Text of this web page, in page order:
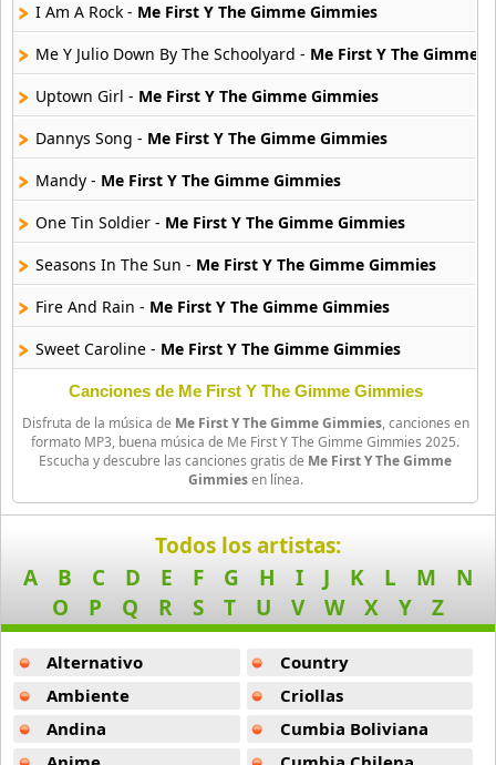
16 músicas online
Beady Eye
16 músicas online
Bee Gees
29 músicas online
Ben Harper
11 músicas online
Billboard
163 músicas online
Black Guayaba
25 músicas online
110 músicas online
Blondie
10 músicas online
13 músicas online
Bon Jovi
50 músicas online
I Am A Rock - Me First Y The Gimme Gimmies
Me Y Julio Down By The Schoolyard - Me First Y The Gimme
Uptown Girl - Me First Y The Gimme Gimmies
Dannys Song - Me First Y The Gimme Gimmies
Mandy - Me First Y The Gimme Gimmies
One Tin Soldier - Me First Y The Gimme Gimmies
Seasons In The Sun - Me First Y The Gimme Gimmies
Fire And Rain - Me First Y The Gimme Gimmies
Sweet Caroline - Me First Y The Gimme Gimmies
Canciones de Me First Y The Gimme Gimmies
Disfruta de la música de Me First Y The Gimme Gimmies, canciones en
formato MP3, buena música de Me First Y The Gimme Gimmies 2025.
Escucha y descubre las canciones gratis de Me First Y The Gimme
Gimmiesen línea.
Todos los artistas:
A
B C D E F G H I J K L M
N
O
P Q R S T U V W X Y Z
Alternativo
Ambiente
Andina
Country
Criollas
Cumbia Boliviana